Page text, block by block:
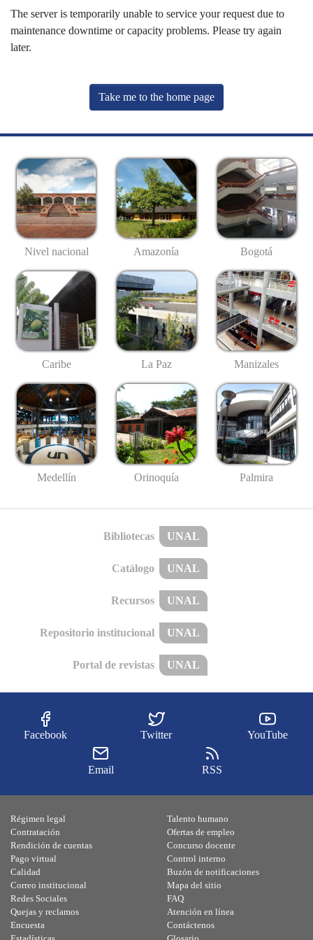
The server is temporarily unable to service your request due to
maintenance downtime or capacity problems. Please try again
later.
Take me to the home page
Nivel nacional Amazonía Bogotá
Caribe La Paz Manizales
Medellín Orinoquía Palmira
Bibliotecas UNAL
Catálogo UNAL
Recursos UNAL
Repositorio institucional UNAL
Portal de revistas UNAL
Facebook Twitter YouTube
Email RSS
Régimen legal
Contratación
Rendición de cuentas
Pago virtual
Calidad
Talento humano
Ofertas de empleo
Concurso docente
Control interno
Buzón de notificaciones
Correo institucional
Redes Sociales
Quejas y reclamos
Encuesta
Mapa del sitio
FAQ
Atención en línea
Contáctenos